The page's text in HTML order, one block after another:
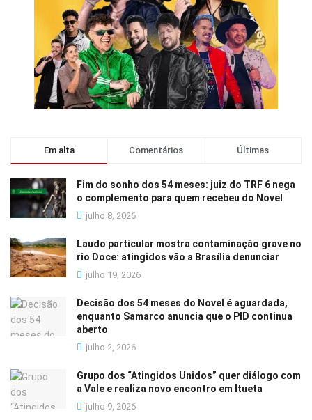
Em alta Comentários Últimas
Fim do sonho dos 54 meses: juiz do TRF 6 nega
o complemento para quem recebeu do Novel
julho 8, 2026
Laudo particular mostra contaminação grave no
rio Doce: atingidos vão a Brasília denunciar
julho 19, 2026
Decisão dos 54 meses do Novel é aguardada,
enquanto Samarco anuncia que o PID continua
aberto
julho 2, 2026
Grupo dos “Atingidos Unidos” quer diálogo com
a Vale e realiza novo encontro em Itueta
julho 9, 2026